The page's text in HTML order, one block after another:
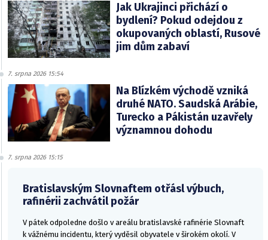
Jak Ukrajinci přichází o
bydlení? Pokud odejdou z
okupovaných oblastí, Rusové
jim dům zabaví
7. srpna 2026 15:54
Na Blízkém východě vzniká
druhé NATO. Saudská Arábie,
Turecko a Pákistán uzavřely
významnou dohodu
7. srpna 2026 15:15
Bratislavským Slovnaftem otřásl výbuch,
rafinérii zachvátil požár
V pátek odpoledne došlo v areálu bratislavské rafinérie Slovnaft
k vážnému incidentu, který vyděsil obyvatele v širokém okolí. V